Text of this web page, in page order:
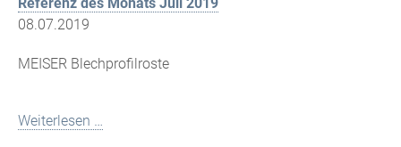
08.07.2019
MEISER Blechprofilroste
Weiterlesen …